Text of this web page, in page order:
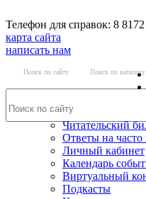
Телефон для справок: 8
карта сайта
написать нам
Поиск по сайту Поиск по каталогу
Читательский
Ответы на
Личный кабинет
Календарь
Виртуальный
Подкасты